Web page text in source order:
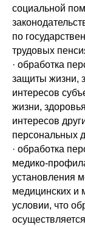
социальной
по
трудовых
· обработка
защиты жизни,
интересов
жизни,
интересов
персональных
· обработка
медико-
установления
медицинских и
условии, что